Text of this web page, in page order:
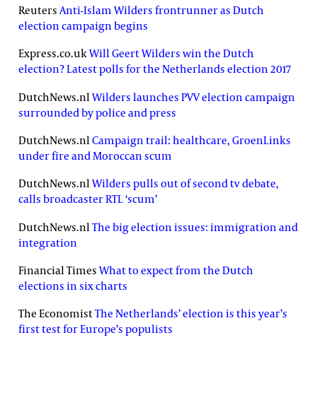
Reuters Anti-Islam Wilders frontrunner as Dutch
election campaign begins
Express.co.ukWill Geert Wilders win the Dutch
election? Latest polls for the Netherlands election 2017
DutchNews.nl Wilders launches PVV election campaign
surrounded by police and press
DutchNews.nl Campaign trail: healthcare, GroenLinks
under fire and Moroccan scum
DutchNews.nl Wilders pulls out of second tv debate,
calls broadcaster RTL ‘scum’
DutchNews.nl The big election issues: immigration and
integration
Financial Times What to expect from the Dutch
elections in six charts
The EconomistThe Netherlands’ election is this year’s
first test for Europe’s populists